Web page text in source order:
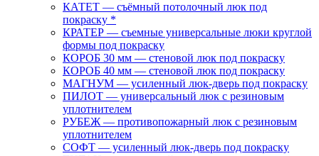
КАТЕТ — съёмный потолочный люк под
покраску *
КРАТЕР — съемные универсальные люки круглой
формы под покраску
КОРОБ 30 мм — стеновой люк под покраску
КОРОБ 40 мм — стеновой люк под покраску
МАГНУМ — усиленный люк-дверь под покраску
ПИЛОТ — универсальный люк с резиновым
уплотнителем
РУБЕЖ — противопожарный люк с резиновым
уплотнителем
СОФТ — усиленный люк-дверь под покраску